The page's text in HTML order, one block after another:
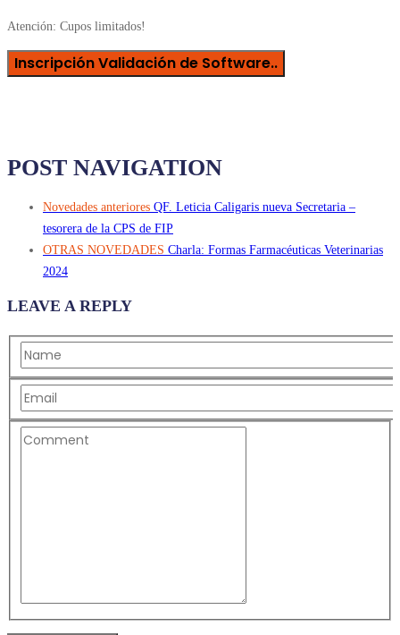
Atención: Cupos limitados!
Inscripción Validación de Software..
POST NAVIGATION
Novedades anteriores QF. Leticia Caligaris nueva Secretaria –
tesorera de la CPS de FIP
OTRAS NOVEDADES Charla: Formas Farmacéuticas Veterinarias
2024
LEAVE A REPLY